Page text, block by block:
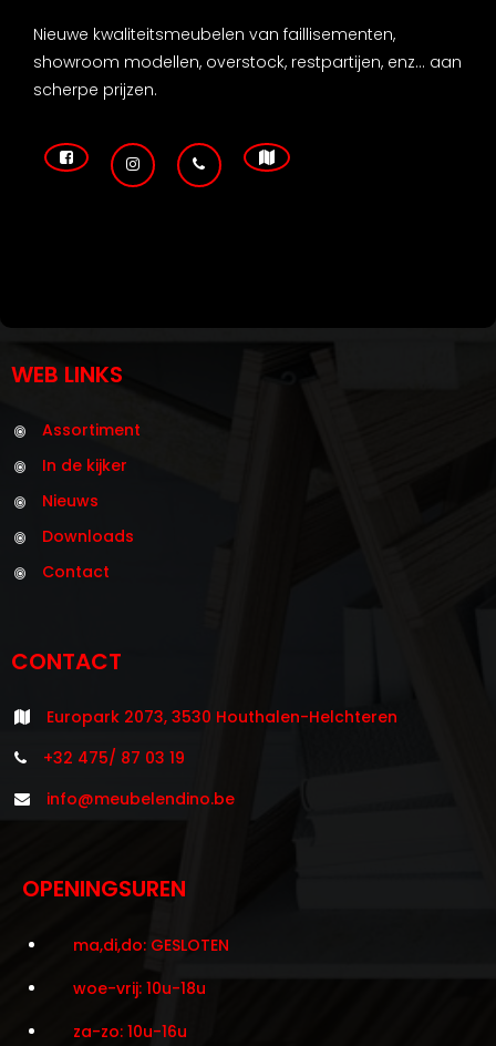
Nieuwe kwaliteitsmeubelen van faillisementen,
showroom modellen, overstock, restpartijen, enz... aan
scherpe prijzen.
WEB LINKS
Assortiment
In de kijker
Nieuws
Downloads
Contact
CONTACT
Europark 2073, 3530 Houthalen-Helchteren
+32 475/ 87 03 19
info@meubelendino.be
OPENINGSUREN
ma,di,do: GESLOTEN
woe-vrij: 10u-18u
za-zo: 10u-16u